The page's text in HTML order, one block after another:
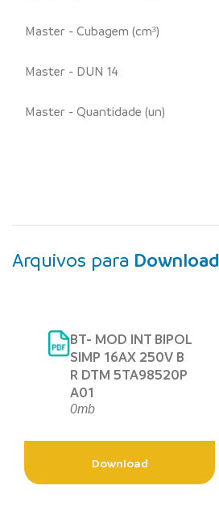
Master - Cubagem (cm³)
Master - DUN 14
Master - Quantidade (un)
Arquivos para Download
BT- MOD INT BIPOL
SIMP 16AX 250V B
R DTM 5TA98520P
A01
0mb
Download